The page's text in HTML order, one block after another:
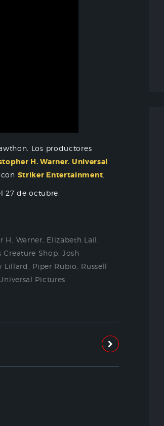
Los productores
H. Warner. Universal
Striker Entertainment
27 de octubre.
H. Warner Elizabeth Lail
Creature Shop Josh
Lillard Piper Rubio
Russell
Pictures